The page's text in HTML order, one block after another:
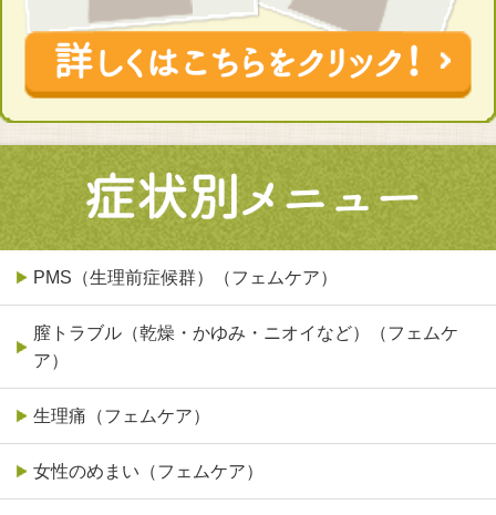
PMS（生理前症候群）（フェムケア）
膣トラブル（乾燥・かゆみ・ニオイなど）（フェムケ
ア）
生理痛（フェムケア）
女性のめまい（フェムケア）